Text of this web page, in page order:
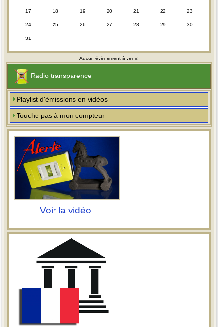
17 18 19 20 21 22 23
24 25 26 27 28 29 30
31
Aucun évènement à venir!
Radio transparence
Playlist d'émissions en vidéos
Touche pas à mon compteur
Voir la vidéo